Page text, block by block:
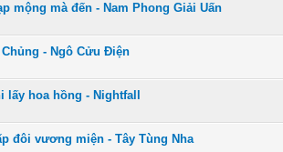
mộng mà đến - Nam Phong Giải Uấn
- 0 vượt quá 5 sao
12345
Chủng - Ngô Cửu Điện
- 0 vượt quá 5 sao
1 2345
lấy hoa hồng - Nightfall
- 0 vượt quá 5 sao
12 3 45
đôi vương miện - Tây Tùng Nha
- 0 vượt quá 5 sao
1 2345